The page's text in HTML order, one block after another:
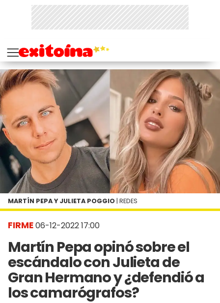
FIRME06-12-2022 17:00
Martín Pepa opinó sobre el
escándalo con Julieta de
Gran Hermano y ¿defendió a
los camarógrafos?
MARTÍN PEPA Y JULIETA POGGIO | REDES